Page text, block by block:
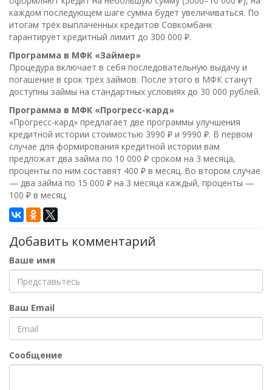
каждом последующем шаге сумма будет увеличиваться. По
итогам трёх выплаченных кредитов Совкомбанк
гарантирует кредитный лимит до 300 000 ₽.
Программа в МФК «Займер»
Процедура включает в себя последовательную выдачу и
погашение в срок трёх займов. После этого в МФК станут
доступны займы на стандартных условиях до 30 000 рублей.
Программа в МФК «Прогресс-кард»
«Прогресс-кард» предлагает две программы улучшения
кредитной истории стоимостью 3990 ₽ и 9990 ₽. В первом
случае для формирования кредитной истории вам
предложат два займа по 10 000 ₽ сроком на 3 месяца,
проценты по ним составят 400 ₽ в месяц. Во втором случае
— два займа по 15 000 ₽ на 3 месяца каждый, проценты —
100 ₽ в месяц.
Добавить комментарий
Ваше имя
Ваш Email
Сообщение